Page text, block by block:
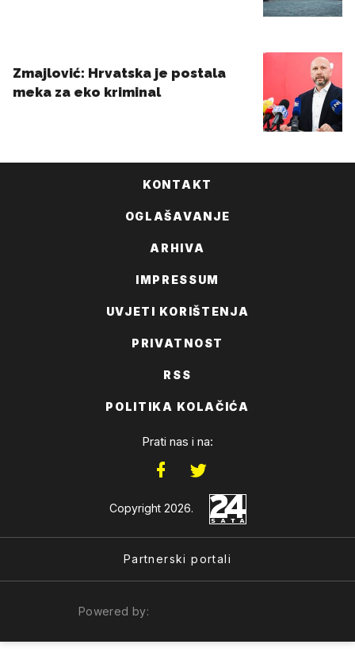
KONTAKT
OGLAŠAVANJE
ARHIVA
IMPRESSUM
UVJETI KORIŠTENJA
PRIVATNOST
RSS
POLITIKA KOLAČIĆA
Prati nas i na:
Copyright 2026.
Partnerski portali
Powered by: